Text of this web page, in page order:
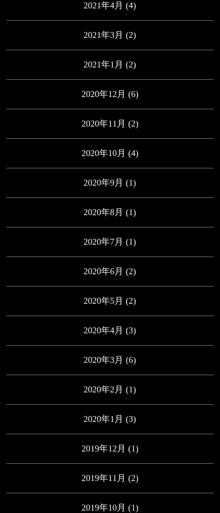
2021年4月 (4)
2021年3月 (2)
2021年1月 (2)
2020年12月 (6)
2020年11月 (2)
2020年10月 (4)
2020年9月 (1)
2020年8月 (1)
2020年7月 (1)
2020年6月 (2)
2020年5月 (2)
2020年4月 (3)
2020年3月 (6)
2020年2月 (1)
2020年1月 (3)
2019年12月 (1)
2019年11月 (2)
2019年10月 (1)